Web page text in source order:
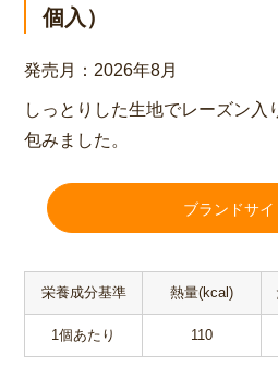
個入）
発売月： 2026年8月
しっとりした生地でレーズン入
包みました。
ブランドサ
栄養成分基準
1個あたり
熱量(kcal)
110